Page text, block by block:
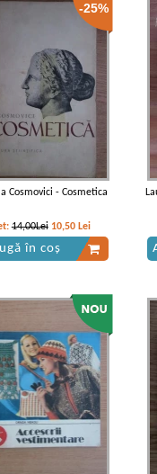
-25%
Cosmovici - Cosmetica
14,00Lei 10,50 Lei
în coș